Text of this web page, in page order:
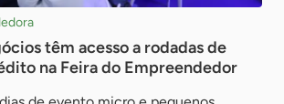
têm acesso a rodadas de
na Feira do Empreendedor